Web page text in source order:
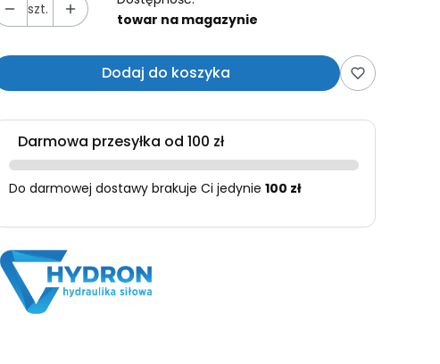
szt.
towar na magazynie
Dodaj do koszyka
Darmowa przesyłka od 100 zł
Do darmowej dostawy brakuje Ci jedynie 100 zł